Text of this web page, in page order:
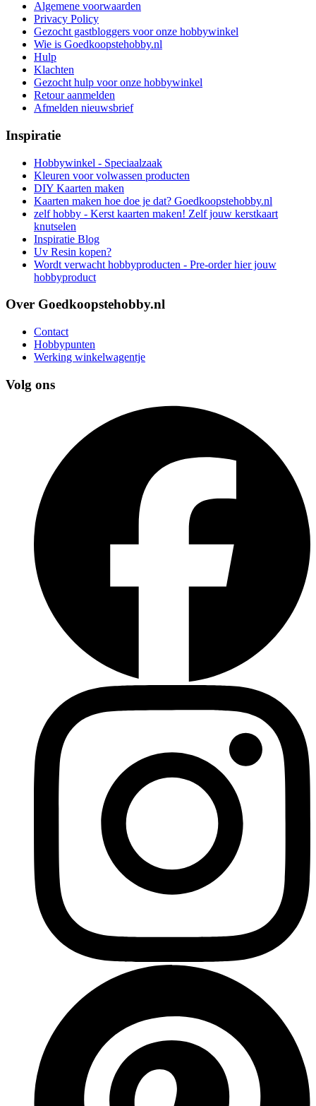
Algemene voorwaarden
Privacy Policy
Gezocht gastbloggers voor onze hobbywinkel
Wie is Goedkoopstehobby.nl
Hulp
Klachten
Gezocht hulp voor onze hobbywinkel
Retour aanmelden
Afmelden nieuwsbrief
Inspiratie
Hobbywinkel - Speciaalzaak
Kleuren voor volwassen producten
DIY Kaarten maken
Kaarten maken hoe doe je dat? Goedkoopstehobby.nl
zelf hobby - Kerst kaarten maken! Zelf jouw kerstkaart
knutselen
Inspiratie Blog
Uv Resin kopen?
Wordt verwacht hobbyproducten - Pre-order hier jouw
hobbyproduct
Over Goedkoopstehobby.nl
Contact
Hobbypunten
Werking winkelwagentje
Volg ons